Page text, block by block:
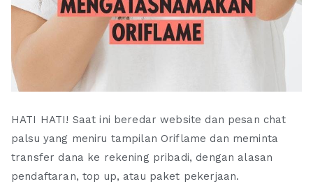
HATI HATI! Saat ini beredar website dan pesan chat
palsu yang meniru tampilan Oriflame dan meminta
transfer dana ke rekening pribadi, dengan alasan
pendaftaran, top up, atau paket pekerjaan.